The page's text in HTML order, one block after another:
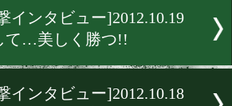
独インタビュー